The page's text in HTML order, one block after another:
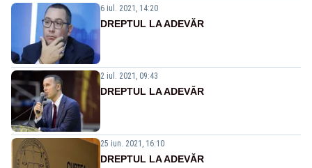
6 iul. 2021, 14:20
DREPTUL LA ADEVĂR
2 iul. 2021, 09:43
DREPTUL LA ADEVĂR
25 iun. 2021, 16:10
DREPTUL LA ADEVĂR